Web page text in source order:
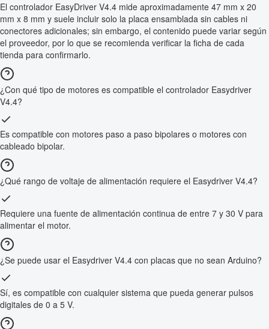
El controlador EasyDriver V4.4 mide aproximadamente 47 mm x 20
mm x 8 mm y suele incluir solo la placa ensamblada sin cables ni
conectores adicionales; sin embargo, el contenido puede variar según
el proveedor, por lo que se recomienda verificar la ficha de cada
tienda para confirmarlo.
¿Con qué tipo de motores es compatible el controlador Easydriver
V4.4?
Es compatible con motores paso a paso bipolares o motores con
cableado bipolar.
¿Qué rango de voltaje de alimentación requiere el Easydriver V4.4?
Requiere una fuente de alimentación continua de entre 7 y 30 V para
alimentar el motor.
¿Se puede usar el Easydriver V4.4 con placas que no sean Arduino?
Sí, es compatible con cualquier sistema que pueda generar pulsos
digitales de 0 a 5 V.